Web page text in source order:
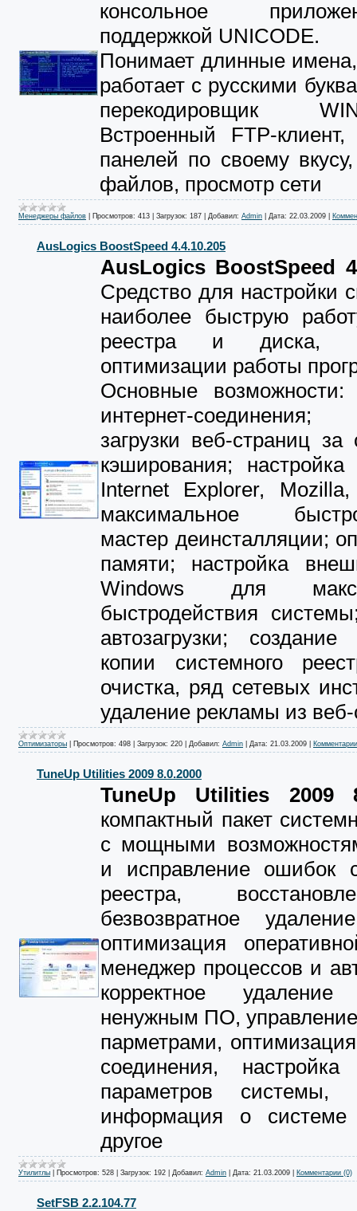
консольное
поддержкой UNICODE.
Понимает длинные имена,
работает с русскими
перекодировщик
Встроенный FTP-клиент,
панелей по своему вкусу,
файлов, просмотр сети
Менеджеры файлов Просмотров: 413 Загрузок: 187 Добавил: Admin Дата: 22.03.2009
AusLogics BoostSpeed 4.4.10.205
AusLogics BoostSpeed
Cредство для настройки
наиболее быструю
реестра и диска,
оптимизации работы
Основные возможности:
интернет-соединения;
загрузки веб-страниц за
кэширования; настройка
Internet Explorer,
максимальное
мастер деинсталляции;
памяти; настройка
Windows для
быстродействия
автозагрузки; создание
копии системного
очистка, ряд сетевых
удаление рекламы из
Оптимизаторы Просмотров: 498 Загрузок: 220 Добавил: Admin Дата: 21.03.2009
TuneUp Utilities 2009 8.0.2000
TuneUp Utilities 2009
компактный пакет
с мощными
и исправление ошибок
реестра,
безвозвратное
оптимизация
менеджер процессов и
корректное удаление
ненужным ПО,
парметрами,
соединения, настройка
параметров системы,
информация о
другое
Утилитлы Просмотров: 528 Загрузок: 192 Добавил: Admin Дата: 21.03.2009 Комментарии (0)
SetFSB 2.2.104.77